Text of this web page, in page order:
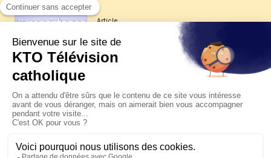
Article
Les reportages d'été 2026 de KTO
La visite pastorale du pape Léon
XIV à Assise à suivre sur KTO le
jeudi 6 août
Le pape en Uruguay, Argentine et